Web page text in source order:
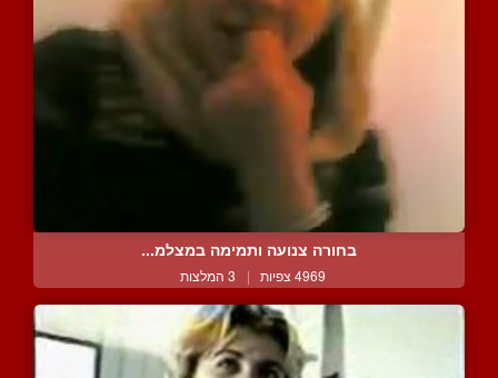
בחורה צנועה ותמימה במצלמ...
4969 צפיות | 3 המלצות